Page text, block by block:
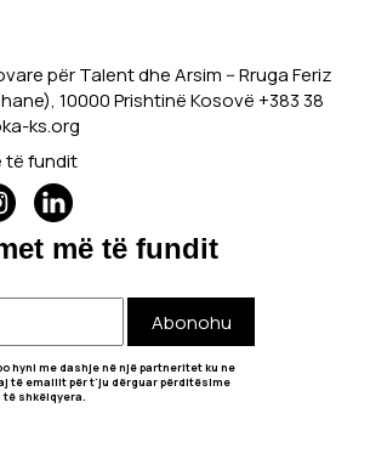
për Talent dhe Arsim -- Rruga Feriz
10000 Prishtinë Kosovë +383 38
ks.org
të fundit
më të fundit
Abonohu
hyni me dashje në një partneritet ku ne
të emailit për t'ju dërguar përditësime
shkëlqyera.